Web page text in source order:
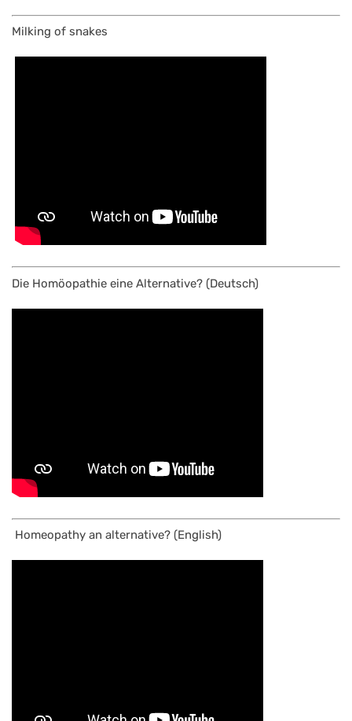
Milking of snakes
Die Homöopathie eine Alternative? (Deutsch)
Homeopathy an alternative? (English)